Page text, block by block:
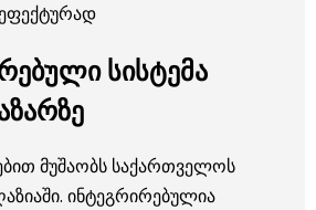
სისტემა
მუშაობს საქართველოს
ინტეგრირებულია